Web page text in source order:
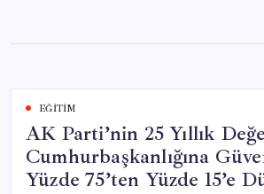
content
EĞITIM
AK Parti’nin 25 Yıllık
Cumhurbaşkanlığına
Yüzde 75’ten Yüzde 15’e